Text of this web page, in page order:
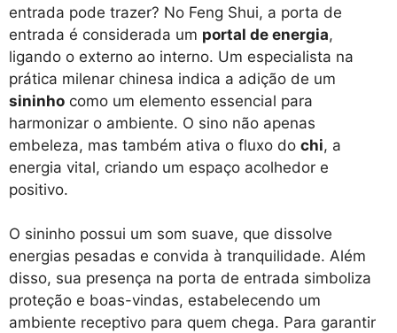
entrada pode trazer? No Feng Shui, a porta de
entrada é considerada um portal de energia,
ligando o externo ao interno. Um especialista na
prática milenar chinesa indica a adição de um
sininho como um elemento essencial para
harmonizar o ambiente. O sino não apenas
embeleza, mas também ativa o fluxo do chi, a
energia vital, criando um espaço acolhedor e
positivo.
O sininho possui um som suave, que dissolve
energias pesadas e convida à tranquilidade. Além
disso, sua presença na porta de entrada simboliza
proteção e boas-vindas, estabelecendo um
ambiente receptivo para quem chega. Para garantir